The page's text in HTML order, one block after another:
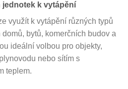
k vytápění
využít k vytápění různých typů
bytů, komerčních budov a
ideální volbou pro objekty,
nebo sítím s
teplem.